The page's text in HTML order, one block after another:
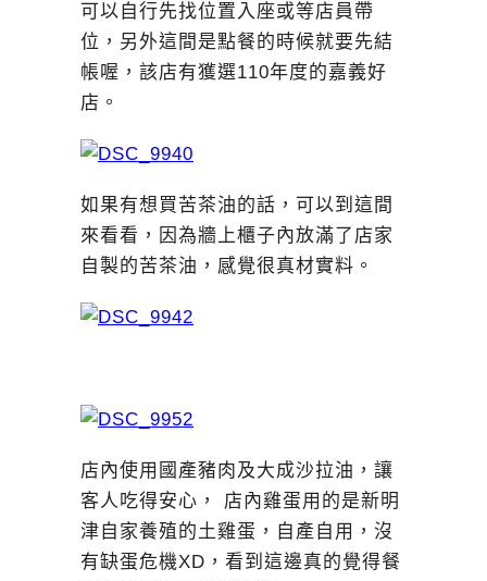
可以自行先找位置入座或等店員帶
位，另外這間是點餐的時候就要先結
帳喔，該店有獲選110年度的嘉義好
店。
如果有想買苦茶油的話，可以到這間
來看看，因為牆上櫃子內放滿了店家
自製的苦茶油，感覺很真材實料。
店內使用國產豬肉及大成沙拉油，讓
客人吃得安心， 店內雞蛋用的是新明
津自家養殖的土雞蛋，自產自用，沒
有缺蛋危機XD，看到這邊真的覺得餐